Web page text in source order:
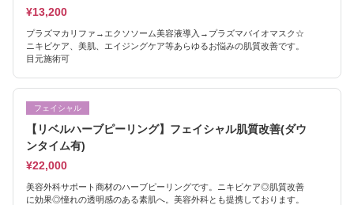
¥13,200
プラズマカリファ→エクソソーム美容液導入→プラズマバイオマスク☆
ニキビケア、美肌、エイジングケア等あらゆるお悩みの肌質改善です。
目元施術可
フェイシャル
【リベルハーブピーリング】フェイシャル肌質改善(ダウ
ンタイム有)
¥22,000
美容外科サポート商材のハーブピーリングです。ニキビケア◎肌質改善
に効果◎憧れの透明感のある素肌へ。美容外科とも提携しております。